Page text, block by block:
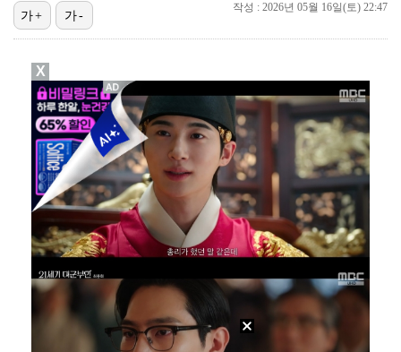
박지훈, 9월 잠실실내체육관서 앙코르 콘서트 개최
폭로자 "황정민, 본인 말에 책임져야…내가 사생활에 초…
"기분 맞춰주려고" 축구협회, 외국인 심판 성접대 의혹…
'주장 완장' 김민재, 한국 떠나기 전 뮌헨 동료들에게…
방은희, 6년 지나도 생생한 母 고독사 아픔…끝내 오열…
작성 : 2026년 05월 16일(토) 22:47
가+ 가-
X